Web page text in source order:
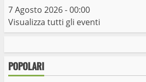
7 Agosto 2026 - 00:00
Visualizza tutti gli eventi
POPOLARI
1 26 Agosto 2023
2
ritiro rifiuti porta a